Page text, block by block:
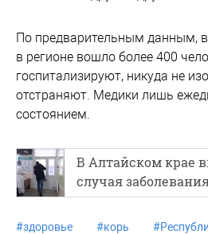
По предварительным данным,
в регионе вошло более 400
госпитализируют, никуда не
отстраняют. Медики лишь
состоянием.
В Алтайском крае
случая
#здоровье #корь #